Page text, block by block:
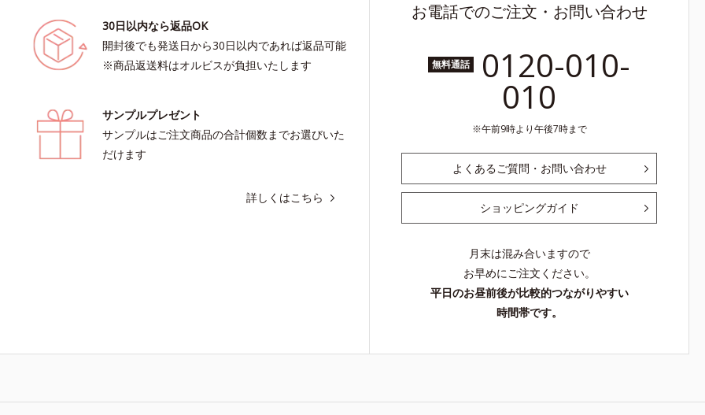
30日以内なら返品OK
開封後でも発送日から30日以内であれば返品可能
※商品返送料はオルビスが負担いたします
サンプルプレゼント
サンプルはご注文商品の合計個数までお選びいた
だけます
詳しくはこちら
お電話でのご注文・お問い合わせ
無料通話 0120-010-
010
午前9時より午後7時まで
よくあるご質問・お問い合わせ
ショッピングガイド
月末は混み合いますので
お早めにご注文ください。
平日のお昼前後が比較的つながりやすい
時間帯です。